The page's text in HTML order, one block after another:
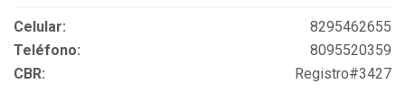
Celular:
8295462655
Teléfono:
8095520359
CBR:
Registro#3427